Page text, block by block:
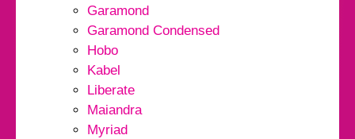
Garamond
Garamond Condensed
Hobo
Kabel
Liberate
Maiandra
Myriad